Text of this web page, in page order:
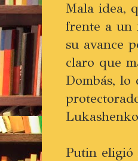
Mala idea,
frente a un
su avance
claro que
Dombás,
Putin eligió